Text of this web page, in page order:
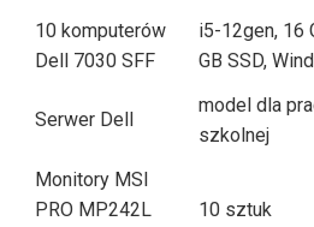
10 komputerów
Dell 7030 SFF
i5-12gen, 16
GB SSD,
Serwer Dell
model dla
szkolnej
Monitory MSI
PRO MP242L
10 sztuk